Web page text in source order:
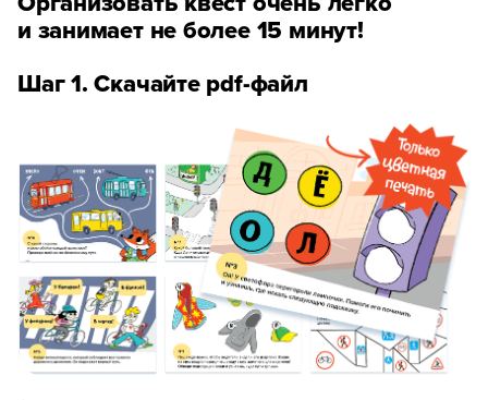
и занимает не более 15 минут!
Шаг 1. Скачайте pdf-файл